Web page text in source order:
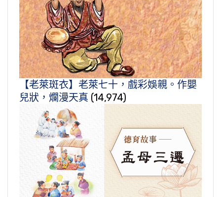
【老萊斑衣】老萊七十，戲彩娛親。作嬰
兒狀，爛漫天真 (14,974)